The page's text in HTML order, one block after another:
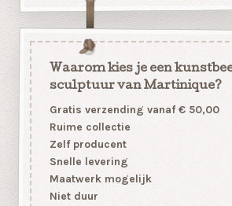
Waarom kies je een
sculptuur van Martinique?
Gratis verzending vanaf € 50,00
Ruime collectie
Zelf producent
Snelle levering
Maatwerk mogelijk
Niet duur